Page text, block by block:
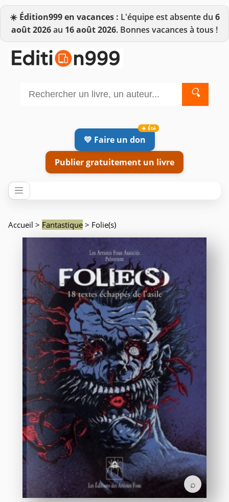
☀️ Édition999 en vacances : L'équipe est absente du 6
août 2026au 16 août 2026. Bonnes vacances à tous !
🔍
💛 Faire un don
Publier gratuitement un livre
Accueil > Fantastique > Folie(s)
⌕